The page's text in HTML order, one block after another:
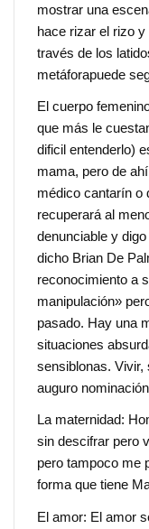
mostrar una
hace rizar el rizo
través de los
metáforapuede
El cuerpo
que más le
dificil entenderlo)
mama, pero de
médico cantarín o
recuperará al
denunciable y
dicho Brian De
reconocimiento a
manipulación»
pasado. Hay una
situaciones
sensiblonas.
auguro
La maternidad:
sin descifrar pero
pero tampoco me
forma que tiene
El amor: El amor